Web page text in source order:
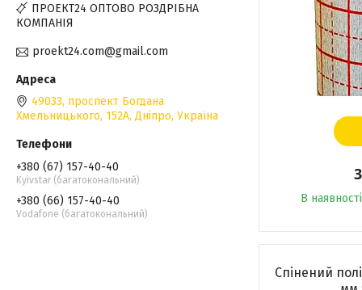
В наявності
Спінений
ПРОЕКТ24 ОПТОВО РОЗДРІБНА
КОМПАНІЯ
proekt24.com@gmail.com
49033, проспект Богдана
Хмельницького, 152А, Дніпро, Україна
+380 (67) 157-40-40
Kyivstar (багатокональний)
+380 (66) 157-40-40
Vodafone (багатокональний)